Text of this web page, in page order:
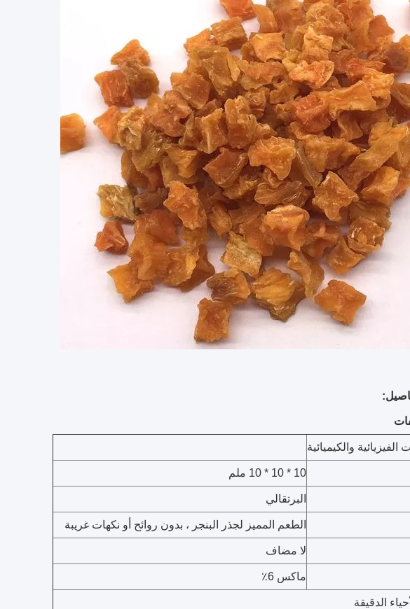
الفيزيائية والكيميائية
10 * 10 * 10 ملم
البرتقالي
الطعم المميز لجذر البنجر ، بدون روائح أو نكهات غريبة
لا مضاف
ماكس 6٪
الدقيقة